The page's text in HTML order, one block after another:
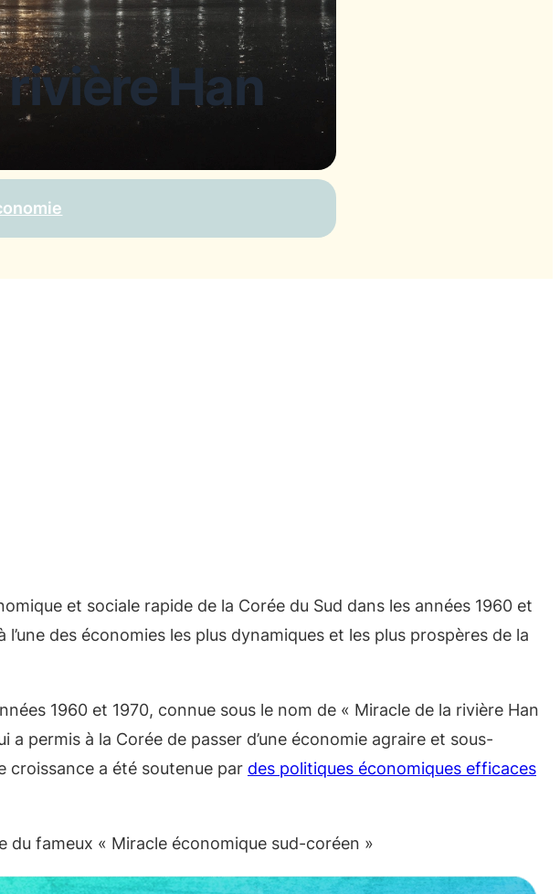
Han
et sociale rapide de la Corée du Sud dans les années 1960 et
des économies les plus dynamiques et les plus prospères de la
1960 et 1970, connue sous le nom de « Miracle de la rivière Han
permis à la Corée de passer d’une économie agraire et sous-
croissance a été soutenue par des politiques économiques efficaces
du fameux « Miracle économique sud-coréen »